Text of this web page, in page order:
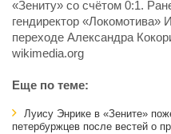
«Зениту» со счётом 0:1.
гендиректор «Локомотива»
переходе Александра
wikimedia.org
Еще по теме:
Луису Энрике в «Зените»
петербуржцев после вестей о